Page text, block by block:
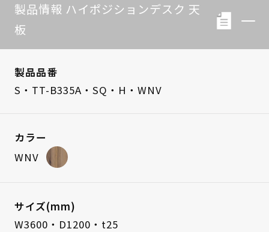
製品情報 ハイポジションデスク 天
板
製品品番
S・TT-B335A・SQ・H・WNV
カラー
WNV
サイズ(mm)
W3600・D1200・t25